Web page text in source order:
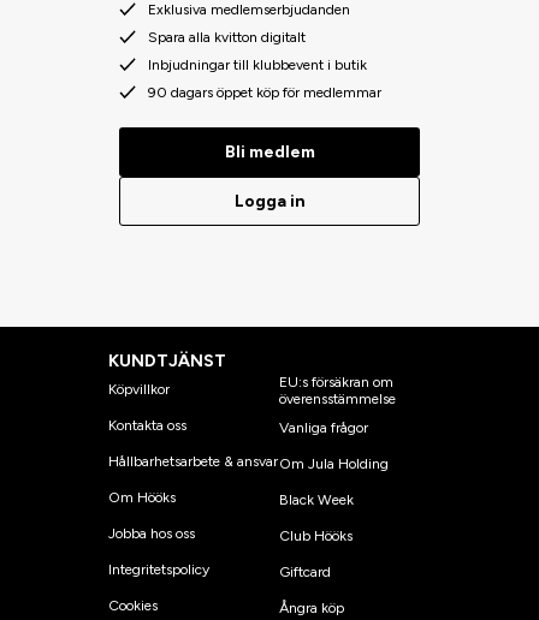
Exklusiva medlemserbjudanden
Spara alla kvitton digitalt
Inbjudningar till klubbevent i butik
90 dagars öppet köp för medlemmar
Bli medlem
Logga in
KUNDTJÄNST
Köpvillkor
Kontakta oss
Hållbarhetsarbete & ansvar
Om Hööks
Jobba hos oss
Integritetspolicy
Cookies
EU:s försäkran om
överensstämmelse
Vanliga frågor
Om Jula Holding
Black Week
Club Hööks
Giftcard
Ångra köp